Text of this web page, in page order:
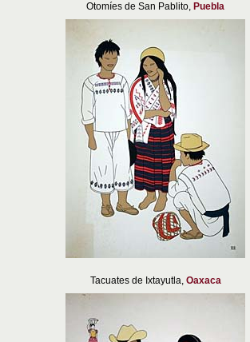
Otomíes de San Pablito, Puebla
Tacuates de Ixtayutla, Oaxaca